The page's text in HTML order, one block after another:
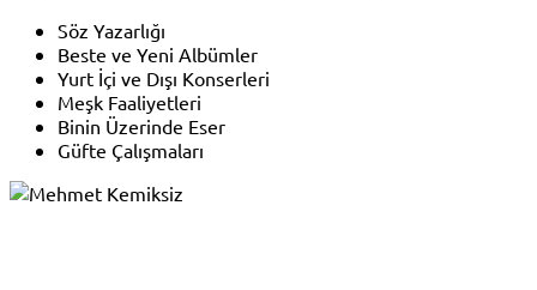
Söz Yazarlığı
Beste ve Yeni Albümler
Yurt İçi ve Dışı Konserleri
Meşk Faaliyetleri
Binin Üzerinde Eser
Güfte Çalışmaları